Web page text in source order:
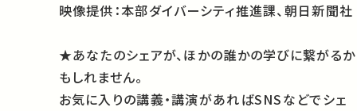
映像提供：本部ダイバーシティ推進課、朝日新聞社
★あなたのシェアが、ほかの誰かの学びに繋がるか
もしれません。
お気に入りの講義・講演があればSNSなどでシェ